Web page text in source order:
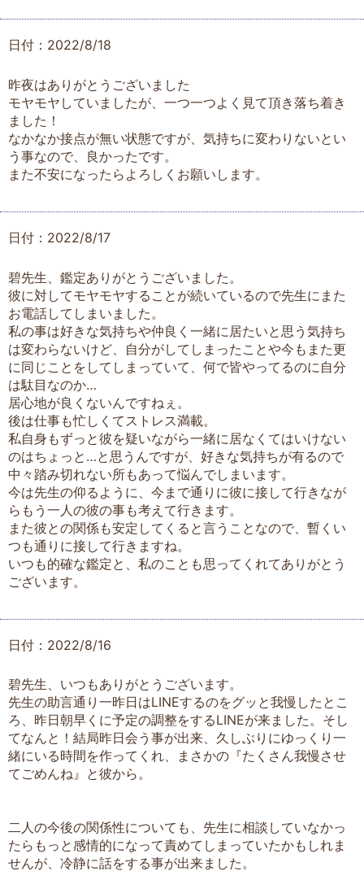
日付：2022/8/18
昨夜はありがとうございました
モヤモヤしていましたが、一つ一つよく見て頂き落ち着き
ました！
なかなか接点が無い状態ですが、気持ちに変わりないとい
う事なので、良かったです。
また不安になったらよろしくお願いします。
日付：2022/8/17
碧先生、鑑定ありがとうございました。
彼に対してモヤモヤすることが続いているので先生にまた
お電話してしまいました。
私の事は好きな気持ちや仲良く一緒に居たいと思う気持ち
は変わらないけど、自分がしてしまったことや今もまた更
に同じことをしてしまっていて、何で皆やってるのに自分
は駄目なのか…
居心地が良くないんですねぇ。
後は仕事も忙しくてストレス満載。
私自身もずっと彼を疑いながら一緒に居なくてはいけない
のはちょっと…と思うんですが、好きな気持ちが有るので
中々踏み切れない所もあって悩んでしまいます。
今は先生の仰るように、今まで通りに彼に接して行きなが
らもう一人の彼の事も考えて行きます。
また彼との関係も安定してくると言うことなので、暫くい
つも通りに接して行きますね。
いつも的確な鑑定と、私のことも思ってくれてありがとう
ございます。
日付：2022/8/16
碧先生、いつもありがとうございます。
先生の助言通り一昨日はLINEするのをグッと我慢したとこ
ろ、昨日朝早くに予定の調整をするLINEが来ました。そし
てなんと！結局昨日会う事が出来、久しぶりにゆっくり一
緒にいる時間を作ってくれ、まさかの『たくさん我慢させ
てごめんね』と彼から。
二人の今後の関係性についても、先生に相談していなかっ
たらもっと感情的になって責めてしまっていたかもしれま
せんが、冷静に話をする事が出来ました。